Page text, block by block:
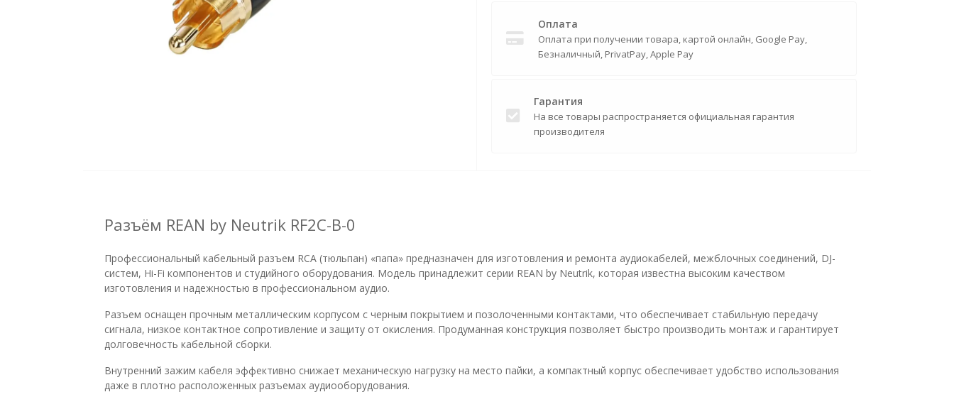
Оплата
Оплата при получении товара, картой онлайн, Google Pay,
Безналичный, PrivatPay, Apple Pay
Гарантия
На все товары распространяется официальная гарантия
производителя
Разъём REAN by Neutrik RF2C-B-0
Профессиональный кабельный разъем RCA (тюльпан) «папа» предназначен для изготовления и ремонта аудиокабелей, межблочных соединений, DJ-
систем, Hi-Fi компонентов и студийного оборудования. Модель принадлежит серии REAN by Neutrik, которая известна высоким качеством
изготовления и надежностью в профессиональном аудио.
Разъем оснащен прочным металлическим корпусом с черным покрытием и позолоченными контактами, что обеспечивает стабильную передачу
сигнала, низкое контактное сопротивление и защиту от окисления. Продуманная конструкция позволяет быстро производить монтаж и гарантирует
долговечность кабельной сборки.
Внутренний зажим кабеля эффективно снижает механическую нагрузку на место пайки, а компактный корпус обеспечивает удобство использования
даже в плотно расположенных разъемах аудиооборудования.